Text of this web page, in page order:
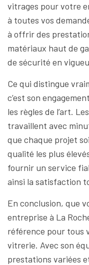
vitrages pour votre
à toutes vos
à offrir des
matériaux haut de
de sécurité en
Ce qui distingue
c’est son
les règles de l’art.
travaillent avec
que chaque projet
qualité les plus
fournir un service
ainsi la satisfaction
En conclusion, que
entreprise à La
référence pour tous
vitrerie. Avec son
prestations variées